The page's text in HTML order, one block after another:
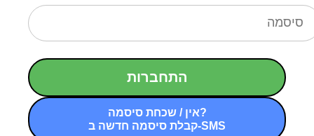
התחברות
אין / שכחת סיסמה?
קבלת סיסמה חדשה ב-SMS